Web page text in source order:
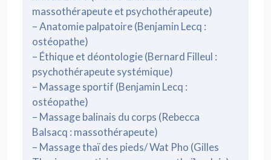
massothérapeute et psychothérapeute)
– Anatomie palpatoire (Benjamin Lecq :
ostéopathe)
– Éthique et déontologie (Bernard Filleul :
psychothérapeute systémique)
– Massage sportif (Benjamin Lecq :
ostéopathe)
– Massage balinais du corps (Rebecca
Balsacq : massothérapeute)
– Massage thaï des pieds/ Wat Pho (Gilles